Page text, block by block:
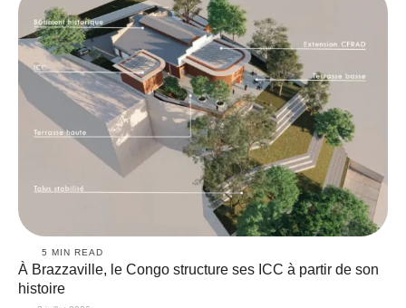
5 MIN READ
À Brazzaville, le Congo structure ses ICC à partir de son
histoire